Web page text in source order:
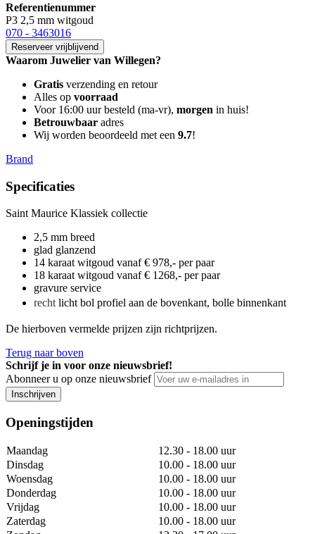
Referentienummer
P3 2,5 mm witgoud
070 - 3463016
Reserveer vrijblijvend
Waarom Juwelier van Willegen?
Gratis verzending en retour
Alles op voorraad
Voor 16:00 uur besteld (ma-vr), morgen in huis!
Betrouwbaar adres
Wij worden beoordeeld met een 9.7!
Brand
Specificaties
Saint Maurice Klassiek collectie
2,5 mm breed
glad glanzend
14 karaat witgoud vanaf € 978,- per paar
18 karaat witgoud vanaf € 1268,- per paar
gravure service
recht licht bol profiel aan de bovenkant, bolle binnenkant
De hierboven vermelde prijzen zijn richtprijzen.
Terug naar boven
Schrijf je in voor onze nieuwsbrief!
Abonneer u op onze nieuwsbrief
Inschrijven
Openingstijden
Maandag
12.30 - 18.00 uur
Dinsdag
10.00 - 18.00 uur
Woensdag
10.00 - 18.00 uur
Donderdag
10.00 - 18.00 uur
Vrijdag
10.00 - 18.00 uur
Zaterdag
10.00 - 18.00 uur